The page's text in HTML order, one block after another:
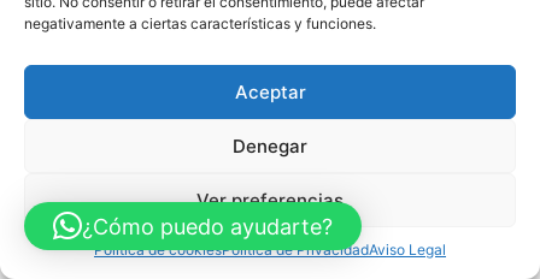
negativamente a ciertas características y funciones.
Aceptar
Denegar
Ver preferencias
Política de cookiesPolítica de PrivacidadAviso Legal
¿Cómo puedo ayudarte?